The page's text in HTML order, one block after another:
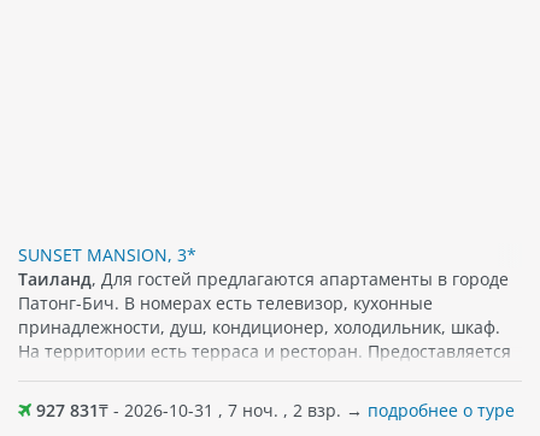
SUNSET MANSION, 3*
Таиланд, Для гостей предлагаются апартаменты в городе
Патонг-Бич. В номерах есть телевизор, кухонные
принадлежности, душ, кондиционер, холодильник, шкаф.
На территории есть терраса и ресторан. Предоставляется
бесплатный Wi-Fi. Поблизости можно найти различные
популярные достопримечательности, кафе, а также
магазины. Песчаный пляж примерно в 450 м от отеля.
927 831₸ - 2026-10-31 , 7 ноч. , 2 взр. → подробнее о туре